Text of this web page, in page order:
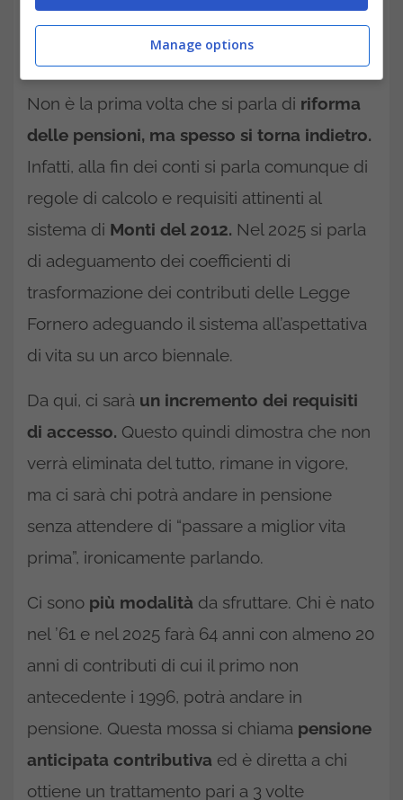
Non è la prima volta che si parla di riforma
delle pensioni, ma spesso si torna indietro.
Infatti, alla fin dei conti si parla comunque di
regole di calcolo e requisiti attinenti al
sistema di Monti del 2012. Nel 2025 si parla
di adeguamento dei coefficienti di
trasformazione dei contributi delle Legge
Fornero adeguando il sistema all’aspettativa
di vita su un arco biennale.
Da qui, ci sarà un incremento dei requisiti
di accesso. Questo quindi dimostra che non
verrà eliminata del tutto, rimane in vigore,
ma ci sarà chi potrà andare in pensione
senza attendere di “passare a miglior vita
prima”, ironicamente parlando.
Ci sono più modalità da sfruttare. Chi è nato
nel ’61 e nel 2025 farà 64 anni con almeno 20
anni di contributi di cui il primo non
antecedente i 1996, potrà andare in
pensione. Questa mossa si chiama pensione
anticipata contributiva ed è diretta a chi
ottiene un trattamento pari a 3 volte
Manage options